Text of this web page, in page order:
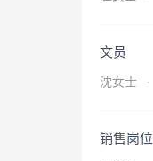
文员
沈女士 ·
销售岗位